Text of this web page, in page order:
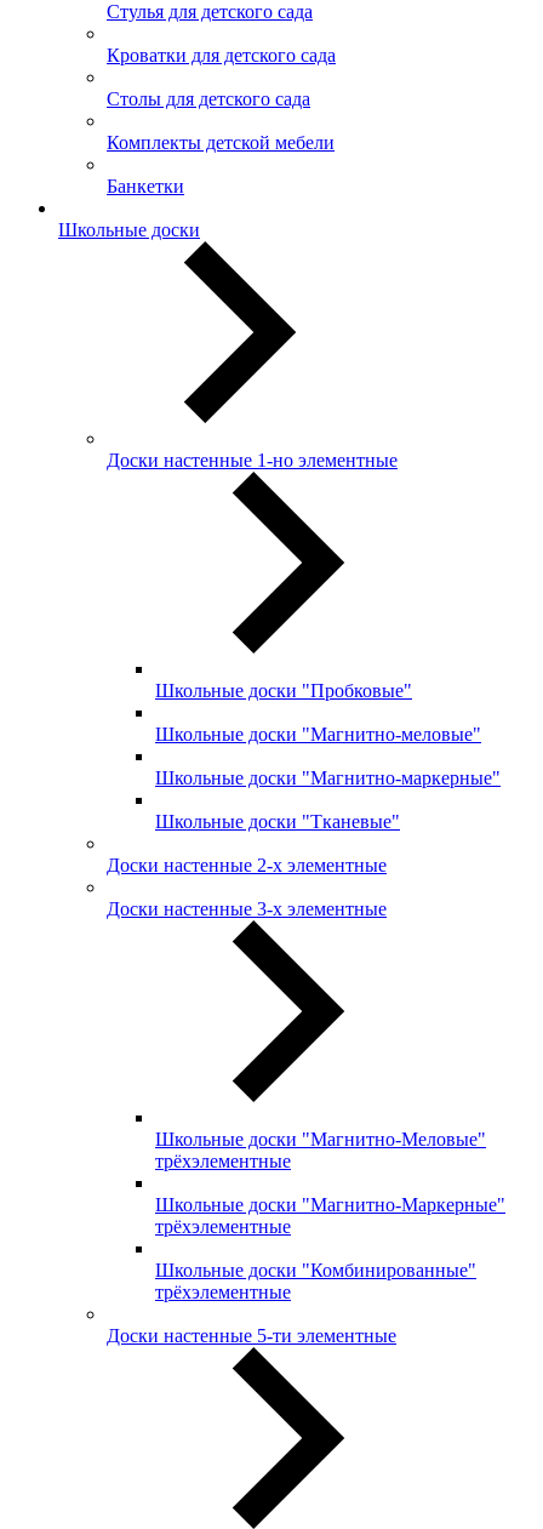
Стулья для детского сада
Кроватки для детского сада
Столы для детского сада
Комплекты детской мебели
Банкетки
Школьные доски
Доски настенные 1-но элементные
Школьные доски "Пробковые"
Школьные доски "Магнитно-меловые"
Школьные доски "Магнитно-маркерные"
Школьные доски "Тканевые"
Доски настенные 2-х элементные
Доски настенные 3-х элементные
Школьные доски "Магнитно-Меловые"
трёхэлементные
Школьные доски "Магнитно-Маркерные"
трёхэлементные
Школьные доски "Комбинированные"
трёхэлементные
Доски настенные 5-ти элементные